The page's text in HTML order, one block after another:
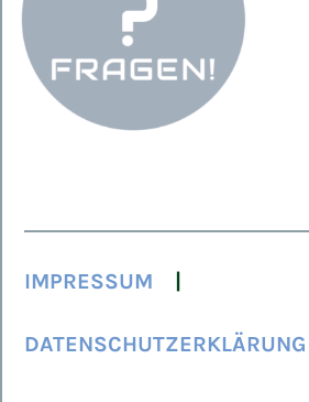
IMPRESSUM
DATENSCHUTZERKLÄRUNG